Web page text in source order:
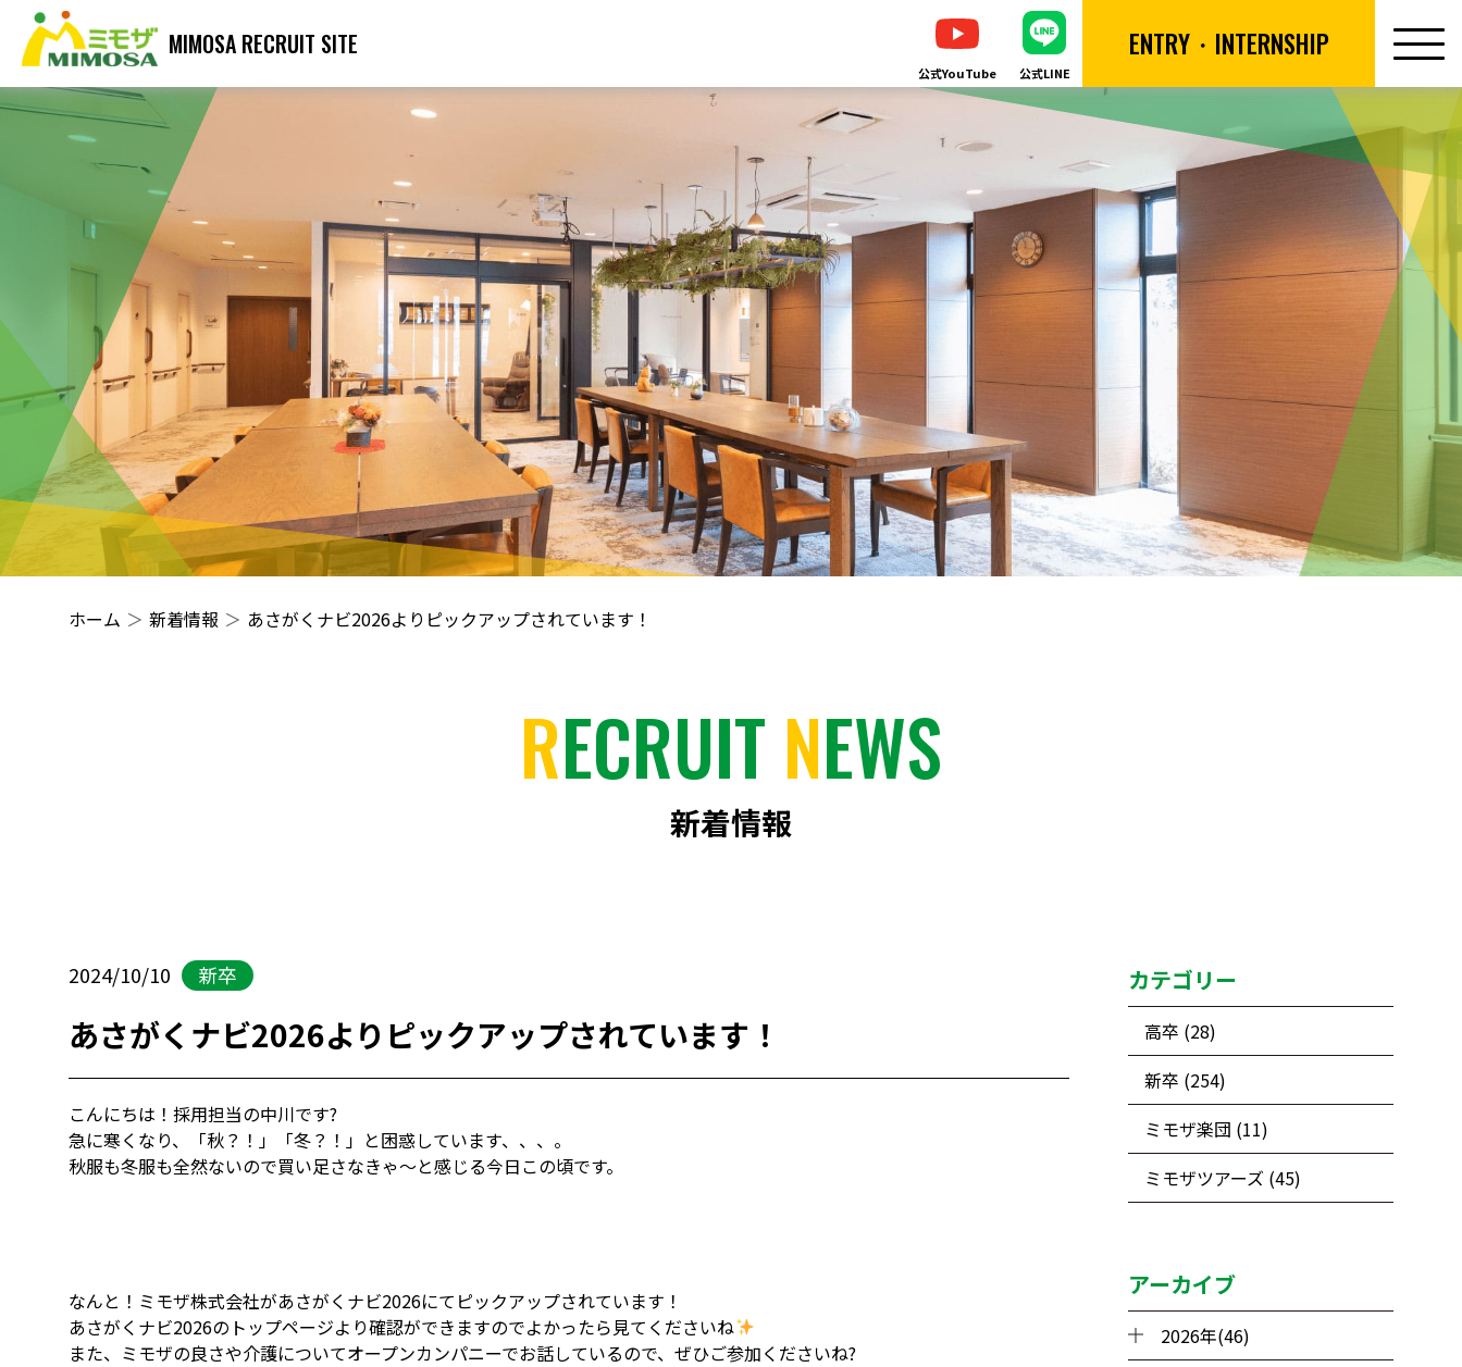
MIMOSA RECRUIT SITE
公式YouTube 公式LINE
ENTRY・INTERNSHIP
ホーム 新着情報 あさがくナビ2026よりピックアップされています！
RECRUIT NEWS
新着情報
2024/10/10 新卒
あさがくナビ2026よりピックアップされています！
こんにちは！採用担当の中川です?
急に寒くなり、「秋？！」「冬？！ 」と困惑しています、、、。
秋服も冬服も全然ないので買い足さなきゃ～と感じる今日この頃です。
なんと！ミモザ株式会社があさがくナビ2026にてピックアップされています！
あさがくナビ2026のトップページより確認ができますのでよかったら見てくださいね
また、ミモザの良さや介護についてオープンカンパニーでお話しているので、ぜひご参加くださいね?
カテゴリー
高卒 (28)
新卒 (254)
ミモザ楽団 (11)
ミモザツアーズ (45)
アーカイブ
2026年(46)